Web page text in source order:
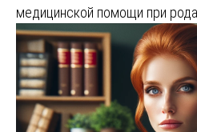
медицинской помощи при